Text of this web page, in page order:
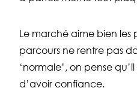
Le marché aime bien les
parcours ne rentre pas
‘normale’, on pense
d’avoir confiance.